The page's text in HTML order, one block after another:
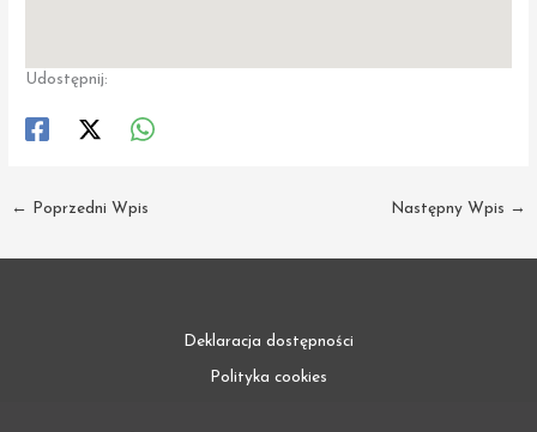
Udostępnij:
← Poprzedni Wpis Następny Wpis →
Deklaracja dostępności
Polityka cookies